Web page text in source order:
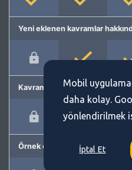
Yeni eklenen kavramlar
Kavram önerme
Örnek cümleler
Mobil
daha kolay.
yönlendirilmek
İptal Et